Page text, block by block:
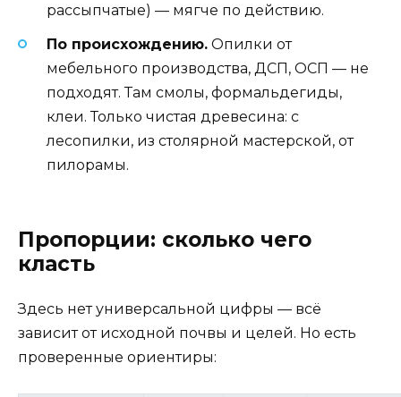
рассыпчатые) — мягче по действию.
По происхождению. Опилки от
мебельного производства, ДСП, ОСП — не
подходят. Там смолы, формальдегиды,
клеи. Только чистая древесина: с
лесопилки, из столярной мастерской, от
пилорамы.
Пропорции: сколько чего
класть
Здесь нет универсальной цифры — всё
зависит от исходной почвы и целей. Но есть
проверенные ориентиры: